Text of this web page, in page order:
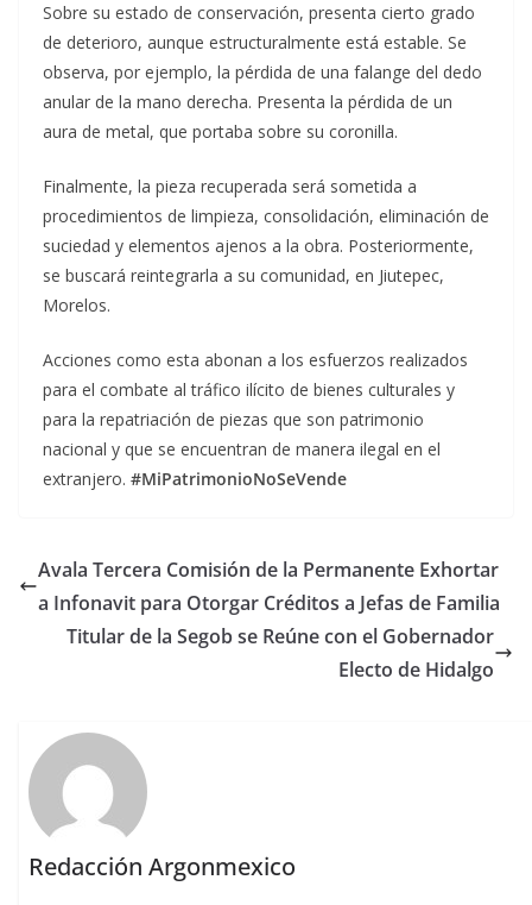
Sobre su estado de conservación, presenta cierto grado
de deterioro, aunque estructuralmente está estable. Se
observa, por ejemplo, la pérdida de una falange del dedo
anular de la mano derecha. Presenta la pérdida de un
aura de metal, que portaba sobre su coronilla.
Finalmente, la pieza recuperada será sometida a
procedimientos de limpieza, consolidación, eliminación de
suciedad y elementos ajenos a la obra. Posteriormente,
se buscará reintegrarla a su comunidad, en Jiutepec,
Morelos.
Acciones como esta abonan a los esfuerzos realizados
para el combate al tráfico ilícito de bienes culturales y
para la repatriación de piezas que son patrimonio
nacional y que se encuentran de manera ilegal en el
extranjero. #MiPatrimonioNoSeVende
Avala Tercera Comisión de la Permanente Exhortar
a Infonavit para Otorgar Créditos a Jefas de Familia
Titular de la Segob se Reúne con el Gobernador
Electo de Hidalgo
Redacción Argonmexico